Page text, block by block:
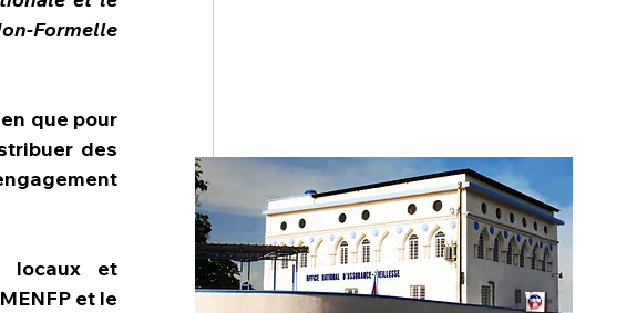
Formelle
que pour
des
locaux et
et le